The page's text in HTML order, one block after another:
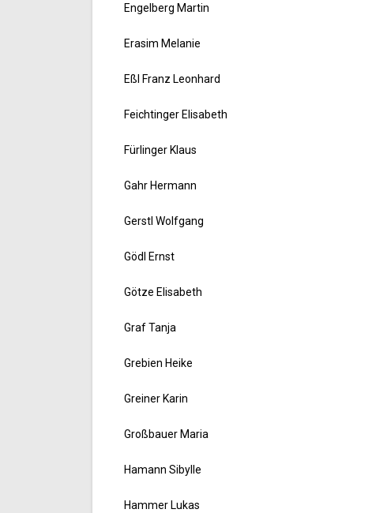
Engelberg Martin
Erasim Melanie
Eßl Franz Leonhard
Feichtinger Elisabeth
Fürlinger Klaus
Gahr Hermann
Gerstl Wolfgang
Gödl Ernst
Götze Elisabeth
Graf Tanja
Grebien Heike
Greiner Karin
Großbauer Maria
Hamann Sibylle
Hammer Lukas